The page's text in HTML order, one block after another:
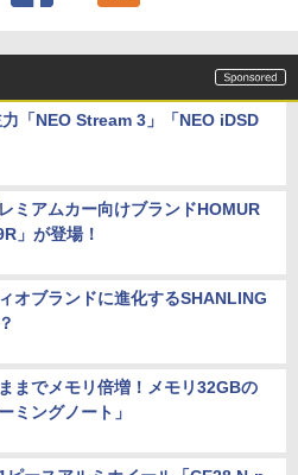
「NEO Stream 3」「NEO iDSD
ミアムカー向けブランドHOMUR
」が登場！
オブランドに進化するSHANLING
までメモリ倍増！メモリ32GBの
ミングノート」